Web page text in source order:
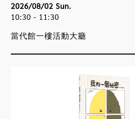
當代館一樓活動大廳
2026/08/02 Sun.
10:30 - 11:30